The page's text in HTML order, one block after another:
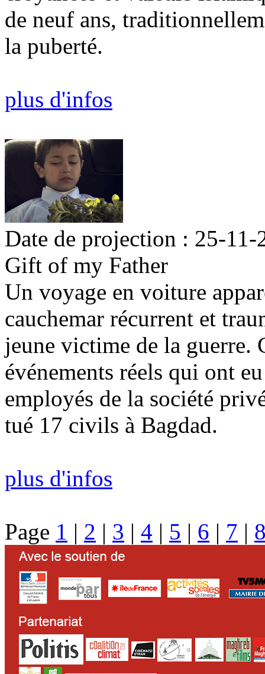
de neuf ans,
la puberté.
plus d'infos
Date de projection : 25-
Gift of my Father
Un voyage en voiture
cauchemar récurrent et
jeune victime de la guerre.
événements réels qui ont
employés de la société
tué 17 civils à Bagdad.
plus d'infos
Page 1 | 2 | 3 | 4 | 5 | 6 | 7 |